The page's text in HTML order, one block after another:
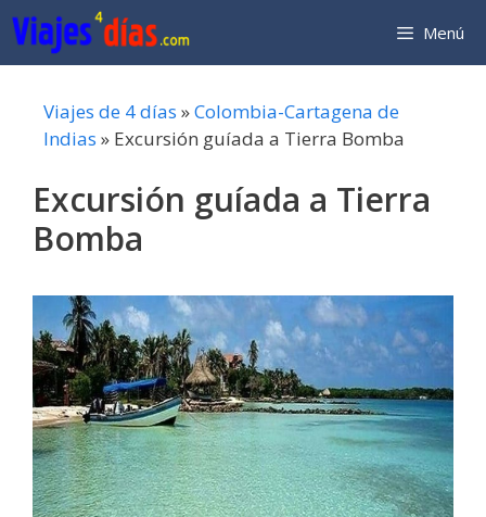
Saltar
al
contenido
Menú
Viajes de 4 días »Colombia-Cartagena de
Indias » Excursión guíada a Tierra Bomba
Excursión guíada a Tierra
Bomba